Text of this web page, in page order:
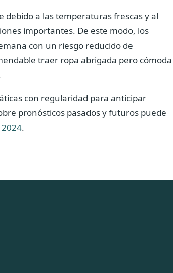
debido a las temperaturas frescas y al
importantes. De este modo, los
con un riesgo reducido de
traer ropa abrigada pero cómoda
con regularidad para anticipar
pronósticos pasados ​​y futuros puede
.